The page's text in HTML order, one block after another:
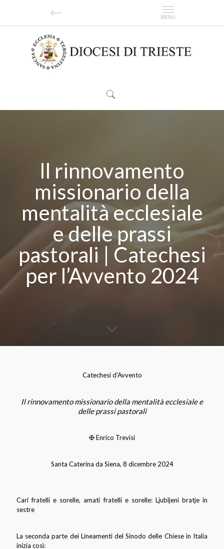
Il rinnovamento
missionario della
mentalità ecclesiale
e delle prassi
pastorali | Catechesi
per l’Avvento 2024
Catechesi d'Avvento
Il rinnovamento missionario della mentalità ecclesiale e
delle prassi pastorali
✠ Enrico Trevisi
Santa Caterina da Siena, 8 dicembre 2024
Cari fratelli e sorelle, amati fratelli e sorelle: Ljubljeni bratje in
sestre
La seconda parte dei Lineamenti del Sinodo delle Chiese in Italia
inizia così: